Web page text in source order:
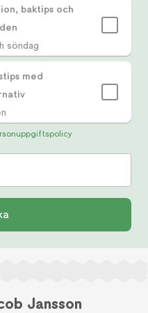
baktips och
söndag
med
Jansson